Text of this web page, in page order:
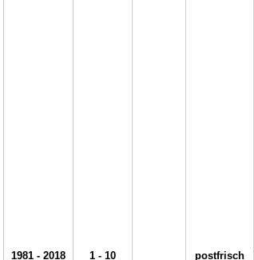
1981 - 2018 1 - 10 postfrisch